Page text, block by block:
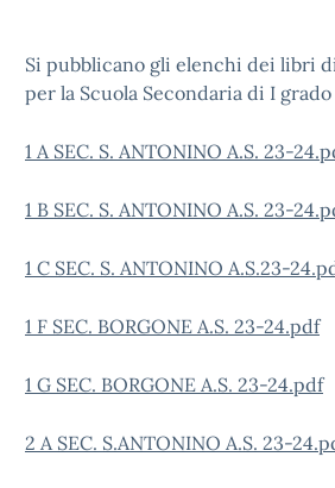
Si pubblicano gli elenchi dei libri
per la Scuola Secondaria di I
1 A SEC. S. ANTONINO A.S. 23-
1 B SEC. S. ANTONINO A.S. 23-
1 C SEC. S. ANTONINO A.S.23-
1 F SEC. BORGONE A.S. 23-24.pdf
1 G SEC. BORGONE A.S. 23-24.pdf
2 A SEC. S.ANTONINO A.S. 23-